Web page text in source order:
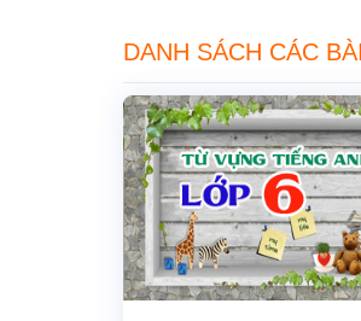
DANH SÁCH CÁC